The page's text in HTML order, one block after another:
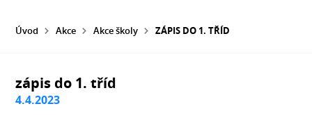
Úvod Akce Akce školy ZÁPIS DO 1. TŘÍD
zápis do 1. tříd
4.4.2023